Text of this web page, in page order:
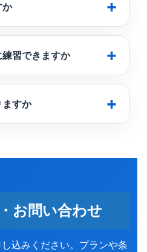
か
習できますか
すか
お問い合わせ
込みください。プランや条